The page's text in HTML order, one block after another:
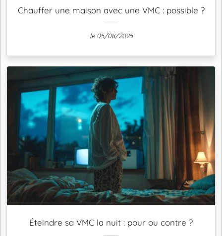
Chauffer une maison avec une VMC : possible ?
le 05/08/2025
Éteindre sa VMC la nuit : pour ou contre ?